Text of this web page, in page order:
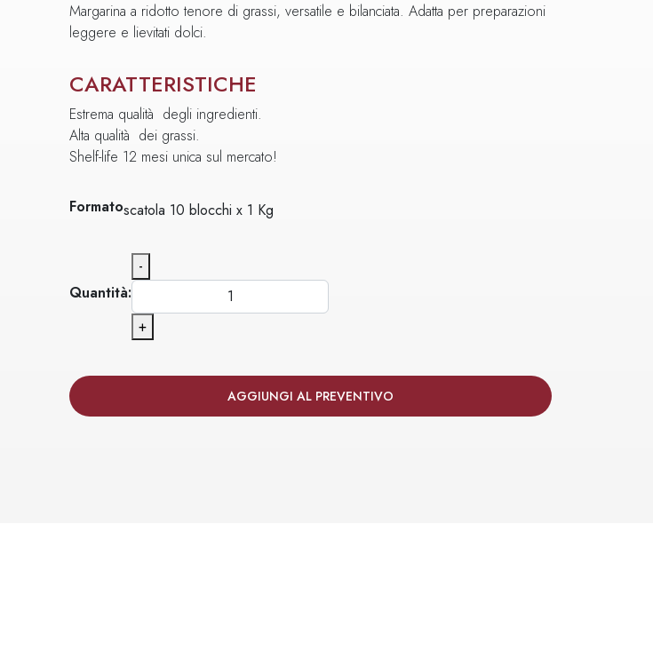
Margarina a ridotto tenore di grassi, versatile e bilanciata. Adatta per preparazioni
leggere e lievitati dolci.
CARATTERISTICHE
Estrema qualità degli ingredienti.
Alta qualità dei grassi.
Shelf-life 12 mesi unica sul mercato!
Formatoscatola 10 blocchi x 1 Kg
Quantità:
-
+
AGGIUNGI AL PREVENTIVO